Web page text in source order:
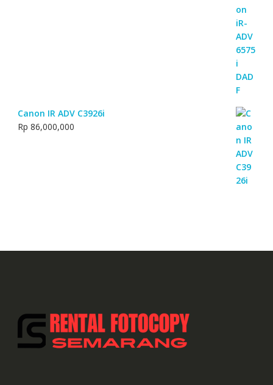
Canon IR ADV C3926i
Rp 86,000,000